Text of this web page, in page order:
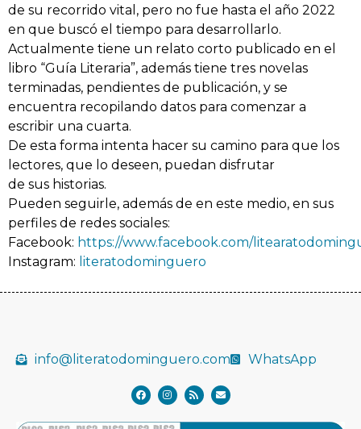
de su recorrido vital, pero no fue hasta el año 2022
en que buscó el tiempo para desarrollarlo.
Actualmente tiene un relato corto publicado en el
libro “Guía Literaria”, además tiene tres novelas
terminadas, pendientes de publicación, y se
encuentra recopilando datos para comenzar a
escribir una cuarta.
De esta forma intenta hacer su camino para que los
lectores, que lo deseen, puedan disfrutar
de sus historias.
Pueden seguirle, además de en este medio, en sus
perfiles de redes sociales:
Facebook: https://www.facebook.com/
Instagram: literatodominguero
info@literatodominguero.com WhatsApp